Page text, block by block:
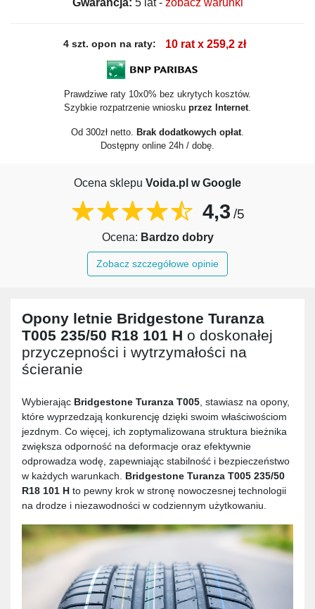
4 szt. opon na raty: 10 rat x 259,2 zł
Prawdziwe raty 10x0% bez ukrytych kosztów.
Szybkie rozpatrzenie wniosku przez Internet.
Od 300zł netto. Brak dodatkowych opłat.
Dostępny online 24h / dobę.
Ocena sklepu Voida.pl w Google
4,3 /5
Ocena: Bardzo dobry
Zobacz szczegółowe opinie
Opony letnie Bridgestone Turanza
T005 235/50 R18 101 H o doskonałej
przyczepności i wytrzymałości na
ścieranie
Wybierając Bridgestone Turanza T005, stawiasz na opony,
które wyprzedzają konkurencję dzięki swoim właściwościom
jezdnym. Co więcej, ich zoptymalizowana struktura bieżnika
zwiększa odporność na deformacje oraz efektywnie
odprowadza wodę, zapewniając stabilność i bezpieczeństwo
w każdych warunkach. Bridgestone Turanza T005 235/50
R18 101 H to pewny krok w stronę nowoczesnej technologii
na drodze i niezawodności w codziennym użytkowaniu.